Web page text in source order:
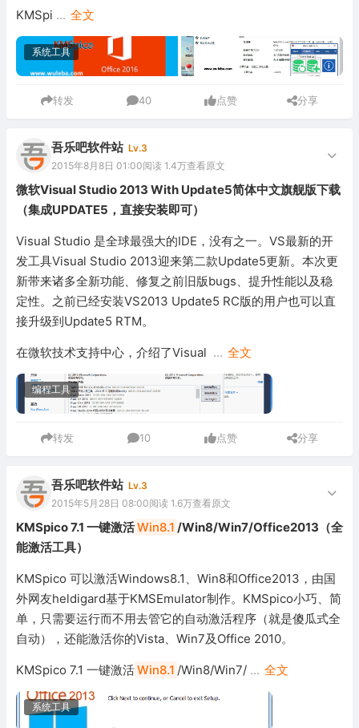
KMSpi ... 全文
系统工具
转发 40 点赞 分享
吾乐吧软件站 Lv.3
2015年8月8日 01:00阅读 1.4万查看原文
微软Visual Studio 2013 With Update5简体中文旗舰版下载
（集成UPDATE5，直接安装即可）
Visual Studio 是全球最强大的IDE，没有之一。VS最新的开
发工具Visual Studio 2013迎来第二款Update5更新。本次更
新带来诸多全新功能、修复之前旧版bugs、提升性能以及稳
定性。之前已经安装VS2013 Update5 RC版的用户也可以直
接升级到Update5 RTM。
在微软技术支持中心，介绍了Visual ... 全文
编程工具
转发 10 点赞 分享
吾乐吧软件站 Lv.3
2015年5月28日 08:00阅读 1.6万查看原文
KMSpico 7.1 一键激活Win8.1 /Win8/Win7/Office2013（全
能激活工具）
KMSpico 可以激活Windows8.1、Win8和Office2013，由国
外网友heldigard基于KMSEmulator制作。KMSpico小巧、简
单，只需要运行而不用去管它的自动激活程序（就是傻瓜式全
自动），还能激活你的Vista、Win7及Office 2010。
KMSpico 7.1 一键激活Win8.1 /Win8/Win7/ ... 全文
系统工具